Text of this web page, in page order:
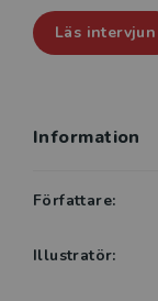
Läs intervjun
Information
Författare:
Illustratör: